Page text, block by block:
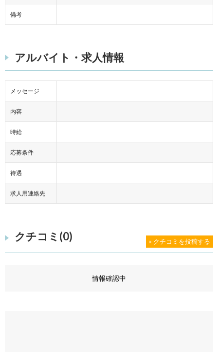
備考
アルバイト・求人情報
メッセージ
内容
時給
応募条件
待遇
求人用連絡先
クチコミ(0) » クチコミを投稿する
情報確認中